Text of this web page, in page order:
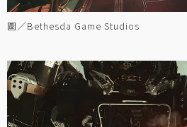
圖／Bethesda Game Studios